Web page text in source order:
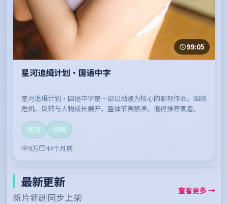
99:05
星河追缉计划·国语中字
星河追缉计划·国语中字是一部以动漫为核心的影视作品，围绕
危机、反转与人物成长展开，整体节奏紧凑，值得推荐观看。
高清
流畅
9万
44个月前
最新更新
新片新剧同步上架
查看更多 →